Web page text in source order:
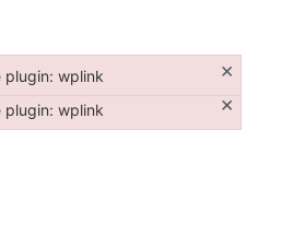
plugin: wplink ×
wplink
plugin: wplink ×